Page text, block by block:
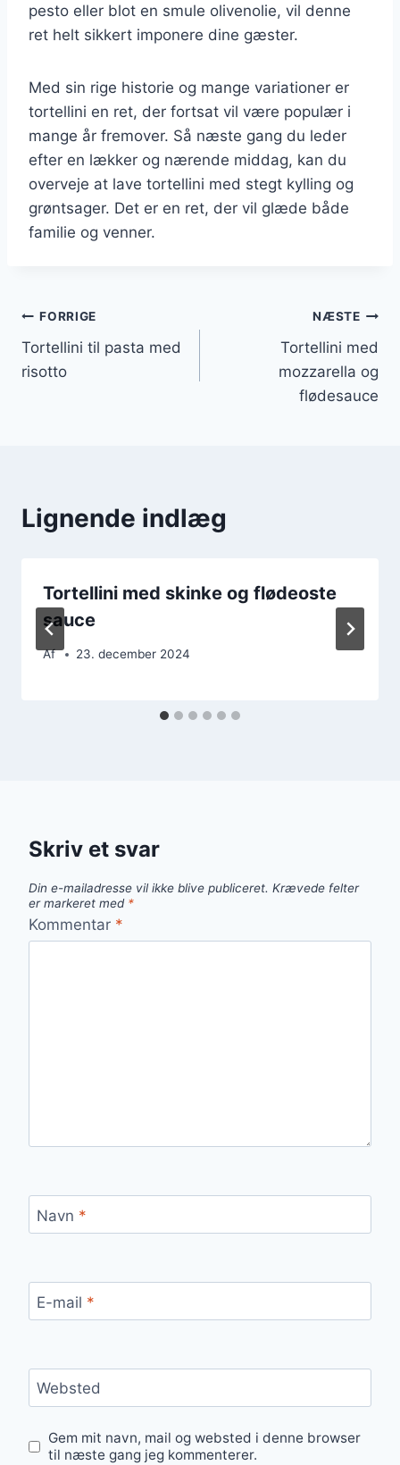
pesto eller blot en smule olivenolie, vil denne
ret helt sikkert imponere dine gæster.
Med sin rige historie og mange variationer er
tortellini en ret, der fortsat vil være populær i
mange år fremover. Så næste gang du leder
efter en lækker og nærende middag, kan du
overveje at lave tortellini med stegt kylling og
grøntsager. Det er en ret, der vil glæde både
familie og venner.
Indlægsnavigation
FORRIGE
Tortellini til pasta med
risotto
NÆSTE
Tortellini med
mozzarella og
flødesauce
Lignende indlæg
Tortellini med skinke og flødeoste
sauce
Af 23. december 2024
Skriv et svar
Din e-mailadresse vil ikke blive publiceret. Krævede felter
er markeret med *
Kommentar *
Navn *
E-mail *
Websted
Gem mit navn, mail og websted i denne browser
til næste gang jeg kommenterer.